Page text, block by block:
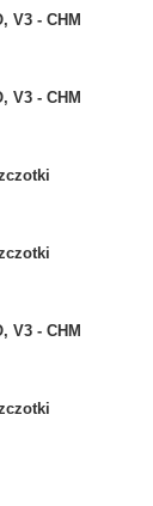
V3 - CHM
V3 - CHM
V3 - CHM